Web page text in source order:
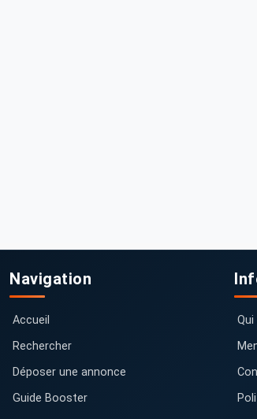
Navigation
Accueil
Rechercher
Déposer une annonce
Guide Booster